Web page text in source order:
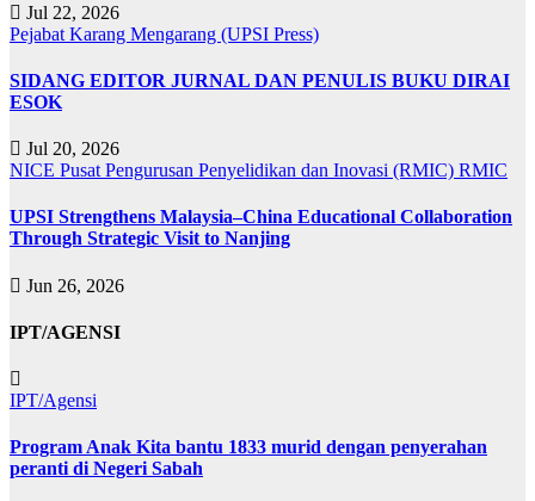
Jul 22, 2026
Pejabat Karang Mengarang (UPSI Press)
SIDANG EDITOR JURNAL DAN PENULIS BUKU DIRAI
ESOK
Jul 20, 2026
NICE Pusat Pengurusan Penyelidikan dan Inovasi (RMIC) RMIC
UPSI Strengthens Malaysia–China Educational Collaboration
Through Strategic Visit to Nanjing
Jun 26, 2026
IPT/AGENSI
IPT/Agensi
Program Anak Kita bantu 1833 murid dengan penyerahan
peranti di Negeri Sabah